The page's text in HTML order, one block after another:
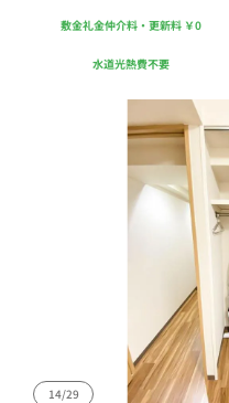
敷金礼金仲介料・更新料 ￥0
水道光熱費不要
14/29